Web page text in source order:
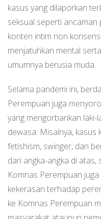
kasus yang dilaporkan
seksual seperti
konten intim non
menjatuhkan mental
umumnya berusia muda.
Selama pandemi ini,
Perempuan juga
yang mengorbankan laki-
dewasa. Misalnya, kasus
fetishism, swinger, dan
dari angka-angka di
Komnas Perempuan
kekerasan terhadap
ke Komnas Perempuan